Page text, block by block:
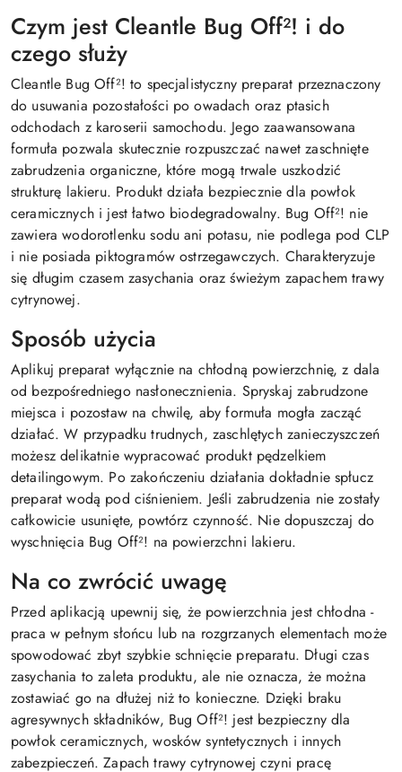
Czym jest Cleantle Bug Off²! i do
czego służy
Cleantle Bug Off²! to specjalistyczny preparat przeznaczony
do usuwania pozostałości po owadach oraz ptasich
odchodach z karoserii samochodu. Jego zaawansowana
formuła pozwala skutecznie rozpuszczać nawet zaschnięte
zabrudzenia organiczne, które mogą trwale uszkodzić
strukturę lakieru. Produkt działa bezpiecznie dla powłok
ceramicznych i jest łatwo biodegradowalny. Bug Off²! nie
zawiera wodorotlenku sodu ani potasu, nie podlega pod CLP
i nie posiada piktogramów ostrzegawczych. Charakteryzuje
się długim czasem zasychania oraz świeżym zapachem trawy
cytrynowej.
Sposób użycia
Aplikuj preparat wyłącznie na chłodną powierzchnię, z dala
od bezpośredniego nasłonecznienia. Spryskaj zabrudzone
miejsca i pozostaw na chwilę, aby formuła mogła zacząć
działać. W przypadku trudnych, zaschlętych zanieczyszczeń
możesz delikatnie wypracować produkt pędzelkiem
detailingowym. Po zakończeniu działania dokładnie spłucz
preparat wodą pod ciśnieniem. Jeśli zabrudzenia nie zostały
całkowicie usunięte, powtórz czynność. Nie dopuszczaj do
wyschnięcia Bug Off²! na powierzchni lakieru.
Na co zwrócić uwagę
Przed aplikacją upewnij się, że powierzchnia jest chłodna -
praca w pełnym słońcu lub na rozgrzanych elementach może
spowodować zbyt szybkie schnięcie preparatu. Długi czas
zasychania to zaleta produktu, ale nie oznacza, że można
zostawiać go na dłużej niż to konieczne. Dzięki braku
agresywnych składników, Bug Off²! jest bezpieczny dla
powłok ceramicznych, wosków syntetycznych i innych
zabezpieczeń. Zapach trawy cytrynowej czyni pracę